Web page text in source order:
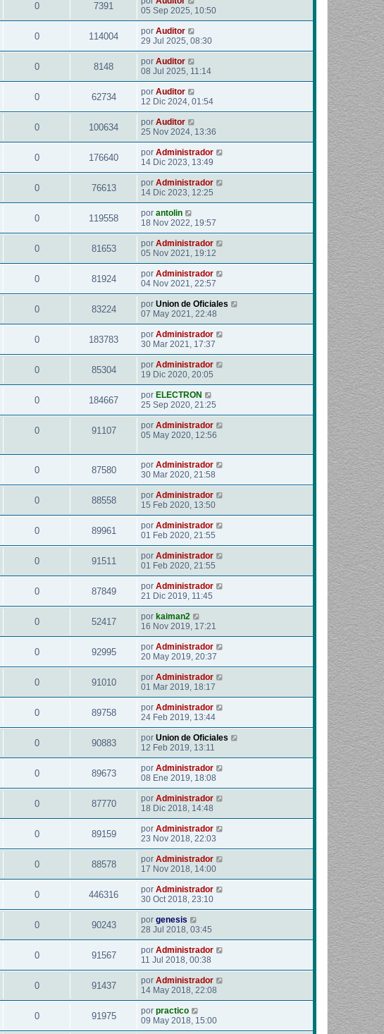
0 7391
05 Sep 2025, 10:50
0 114004 por Auditor
29 Jul 2025, 08:30
0 8148 por Auditor
08 Jul 2025, 11:14
0 62734 por Auditor
12 Dic 2024, 01:54
0 100634 por Auditor
25 Nov 2024, 13:36
0 176640 por Administrador
14 Dic 2023, 13:49
0 76613 por Administrador
14 Dic 2023, 12:25
0 119558 por antolin
18 Nov 2022, 19:57
0 81653 por Administrador
05 Nov 2021, 19:12
0 81924 por Administrador
04 Nov 2021, 22:57
0 83224 por Union de Oficiales
07 May 2021, 22:48
0 183783 por Administrador
30 Mar 2021, 17:37
0 85304 por Administrador
19 Dic 2020, 20:05
0 184667 por ELECTRON
25 Sep 2020, 21:25
0 91107 por Administrador
05 May 2020, 12:56
0 87580 por Administrador
30 Mar 2020, 21:58
0 88558 por Administrador
15 Feb 2020, 13:50
0 89961 por Administrador
01 Feb 2020, 21:55
0 91511 por Administrador
01 Feb 2020, 21:55
0 87849 por Administrador
21 Dic 2019, 11:45
0 52417 por kaiman2
16 Nov 2019, 17:21
0 92995 por Administrador
20 May 2019, 20:37
0 91010 por Administrador
01 Mar 2019, 18:17
0 89758 por Administrador
24 Feb 2019, 13:44
0 90883 por Union de Oficiales
12 Feb 2019, 13:11
0 89673 por Administrador
08 Ene 2019, 18:08
0 87770 por Administrador
18 Dic 2018, 14:48
0 89159 por Administrador
23 Nov 2018, 22:03
0 88578 por Administrador
17 Nov 2018, 14:00
0 446316 por Administrador
30 Oct 2018, 23:10
0 90243 por genesis
28 Jul 2018, 03:45
0 91567 por Administrador
11 Jul 2018, 00:38
0 91437 por Administrador
14 May 2018, 22:08
0 91975 por practico
09 May 2018, 15:00